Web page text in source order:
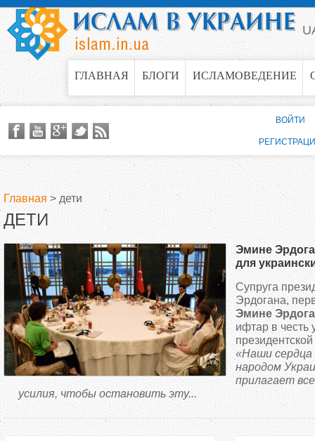
Jump to navigation
ГЛАВНАЯ БЛОГИ ИСЛАМОВЕДЕНИЕ
В
ы
д
е
ь
Главная > дети
ДЕТИ
Эмине
для
Супруга
Эрдогана,
Эмине
ифтар в честь
«Наши сердца
народом
прилагает
усилия, чтобы остановить эту...
ВОЙТИ